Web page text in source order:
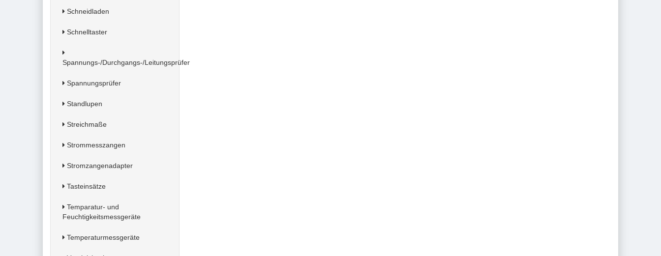
Schneidladen
Schnelltaster
Spannungs-/Durchgangs-/Leitungsprüfer
Spannungsprüfer
Standlupen
Streichmaße
Strommesszangen
Stromzangenadapter
Tasteinsätze
Temparatur- und
Feuchtigkeitsmessgeräte
Temperaturmessgeräte